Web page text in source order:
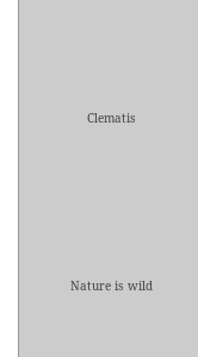
Clematis
Nature is wild